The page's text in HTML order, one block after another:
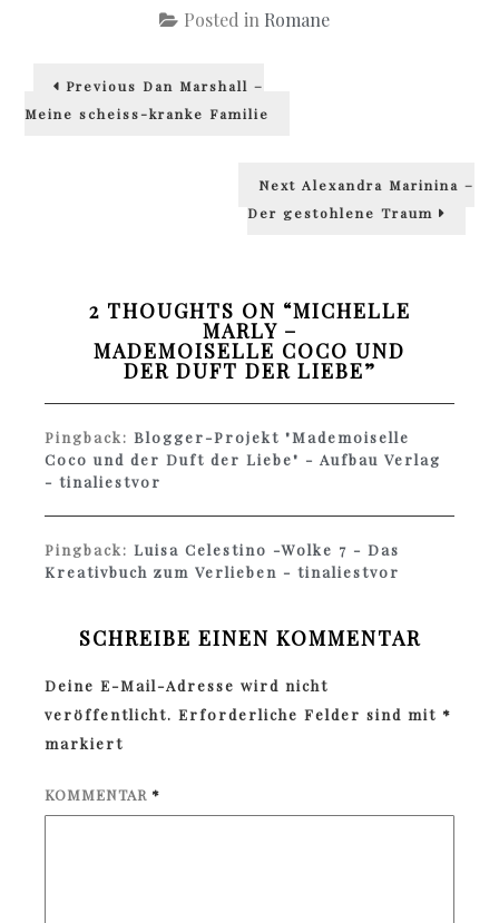
Posted in Romane
Beitragsnavigation
Previous Previous
Dan Marshall –
Meine scheiss-kranke Familie
Next Next
Alexandra Marinina –
Der gestohlene Traum
2 THOUGHTS ON “MICHELLE
MARLY –
MADEMOISELLE COCO UND
DER DUFT DER LIEBE”
Pingback:Blogger-Projekt "Mademoiselle
Coco und der Duft der Liebe" - Aufbau Verlag
- tinaliestvor
Pingback:Luisa Celestino -Wolke 7 - Das
Kreativbuch zum Verlieben - tinaliestvor
SCHREIBE EINEN KOMMENTAR
Deine E-Mail-Adresse wird nicht
veröffentlicht. Erforderliche Felder sind mit *
markiert
KOMMENTAR *